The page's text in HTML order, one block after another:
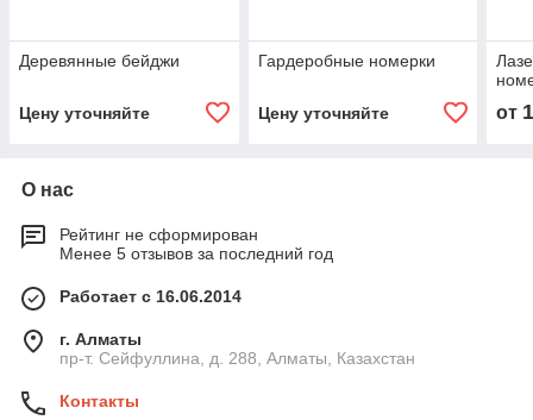
Деревянные бейджи
Цену уточняйте
Гардеробные номерки
Цену уточняйте от
О нас
Рейтинг не сформирован
Менее 5 отзывов за последний год
Работает с 16.06.2014
г. Алматы
пр-т. Сейфуллина, д. 288, Алматы, Казахстан
Контакты